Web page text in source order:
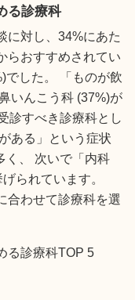
る診療科
に対し、34%にあた
らおすすめされてい
でした。 「ものが飲
いんこう科 (37%)が
診すべき診療科とし
ある」という症状
く、 次いで「内科
られています。
合わせて診療科を選
る診療科TOP 5